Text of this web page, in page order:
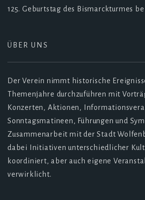
125. Geburtstag des Bismarckturmes
ÜBER UNS
Der Verein nimmt historische
Themenjahre durchzuführen mit
Konzerten, Aktionen,
Sonntagsmatineen, Führungen und
Zusammenarbeit mit der Stadt
dabei Initiativen unterschiedlicher
koordiniert, aber auch eigene
verwirklicht.